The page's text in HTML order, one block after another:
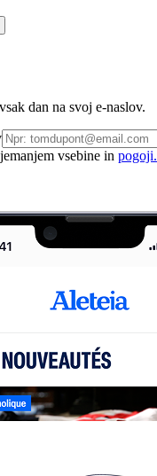
dan na svoj e-naslov.
vsebine in pogoji.